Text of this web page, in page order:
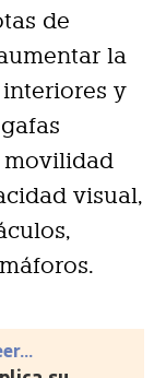
de
la
y
movilidad
visual,